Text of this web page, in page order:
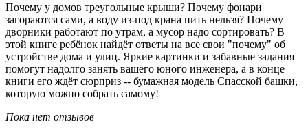
Почему у домов треугольные крыши? Почему фонари
загораются сами, а воду из-под крана пить нельзя? Почему
дворники работают по утрам, а мусор надо сортировать? В
этой книге ребёнок найдёт ответы на все свои "почему" об
устройстве дома и улиц. Яркие картинки и забавные задания
помогут надолго занять вашего юного инженера, а в конце
книги его ждёт сюрприз -- бумажная модель Спасской башки,
которую можно собрать самому!
Пока нет отзывов